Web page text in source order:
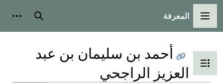
القائمة الرئيسية
المعرفة بحث
تبديل عرض جدول المحتويات
أحمد بن سليمان بن عبد
العزيز الراجحي